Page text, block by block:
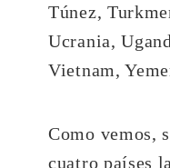
Túnez,
Ucrania,
Vietnam,
Como vemos,
cuatro países